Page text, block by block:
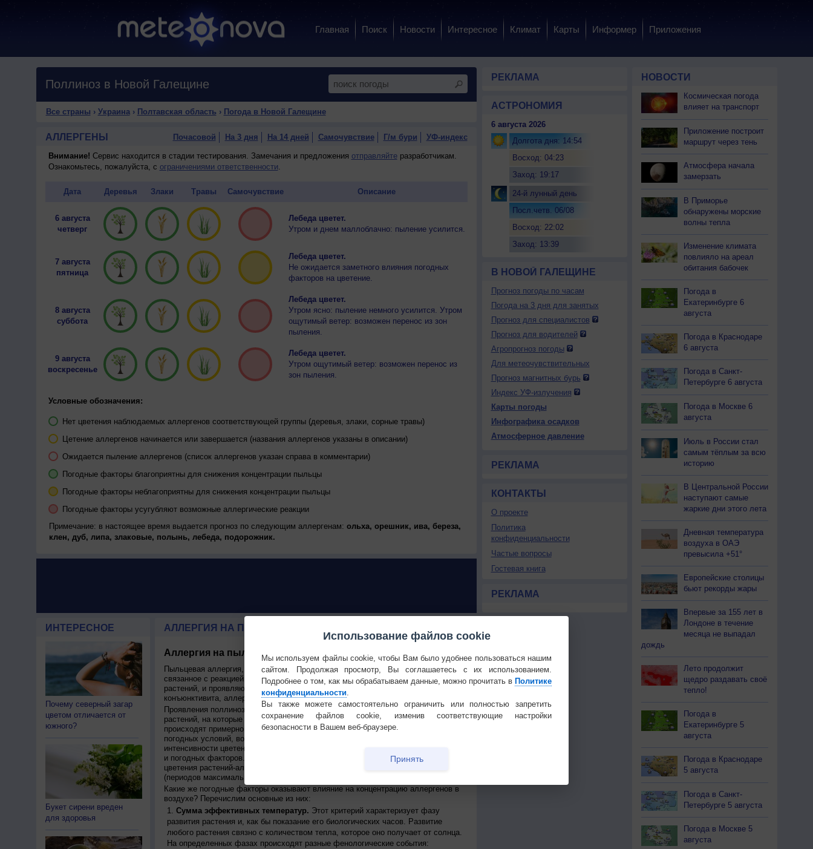
Главная Поиск Новости Интересное Климат Карты Информер Приложения
Поллиноз в Новой Галещине
Все страны › Украина› Полтавская область › Погода в Новой Галещине
АЛЛЕРГЕНЫ Почасовой На 3 дня На 14 дней Самочувствие Г/м бури УФ-индекс
Внимание! Сервис находится в стадии тестирования. Замечания и предложения отправляйтеразработчикам.
Ознакомьтесь, пожалуйста, с ограничениями ответственности.
Дата Деревья Злаки Травы Самочувствие Описание
6 августа
четверг
Лебеда цветет.
Утром и днем маллоблачно: пыление усилится.
7 августа
пятница
Лебеда цветет.
Не ожидается заметного влияния погодных
факторов на цветение.
8 августа
суббота
Лебеда цветет.
Утром ясно: пыление немного усилится. Утром
ощутимый ветер: возможен перенос из зон
пыления.
9 августа
воскресенье
Лебеда цветет.
Утром ощутимый ветер: возможен перенос из
зон пыления.
Условные обозначения:
Нет цветения наблюдаемых аллергенов соответствующей группы (деревья, злаки, сорные травы)
Цетение аллергенов начинается или завершается (названия аллергенов указаны в описании)
Ожидается пыление аллергенов (список аллергенов указан справа в комментарии)
Погодные факторы благоприятны для снижения концентрации пыльцы
Погодные факторы неблагоприятны для снижения концентрации пыльцы
Погодные факторы усугубляют возможные аллергические реакции
Примечание: в настоящее время выдается прогноз по следующим аллергенам: ольха, орешник, ива, береза,
клен, дуб, липа, злаковые, полынь, лебеда, подорожник.
ИНТЕРЕСНОЕ
Почему северный загар
цветом отличается от
южного?
Букет сирени вреден
для здоровья
АЛЛЕРГИЯ НА ПЫЛЬЦУ РАСТЕНИЙ в Новой Галещине
Аллергия на пыльцу, поллиноз: возможен ли прогноз?
Пыльцевая аллергия, или поллиноз - широко распространенное заболевание,
связанное с реакцией иммунной системой человека на пыльцу некоторых видов
растений, и проявляющаяся обычно в форме аллергического ринита и
конъюнктивита, аллергического кашля или даже астмы.
Проявления поллиноза строго приурочены к цветению определенного вида
растений, на которые у человека есть аллергическая реакция. Такие обострения
происходят примерно в одно и то же время каждый год, но, из-за влияния
погодных условий, возможно сдвиги сроков начала и конца, а также
интенсивности цветения на сроки от 7 до 14 дней из-за изменения климатических
и погодных факторов. Поэтому для аллергиков очень важна оперативная оценка
цветения растений-аллергенов, а также прогноз интенсивности пыления
(периодов максимального выделения пыльцы).
Какие же погодные факторы оказывают влияние на концентрацию аллергенов в
воздухе? Перечислим основные из них:
Сумма эффективных температур. Этот критерий характеризует фазу
развития растения и, как бы показание его биологических часов. Развитие
любого растения связно с количеством тепла, которое оно получает от солнца.
На определенных фазах происходят разные фенологические события:
РЕКЛАМА
АСТРОНОМИЯ
6 августа 2026
Долгота дня: 14:54
Восход: 04:23
Заход: 19:17
24-й лунный день
Посл.четв. 06/08
Восход: 22:02
Заход: 13:39
В НОВОЙ ГАЛЕЩИНЕ
Прогноз погоды по часам
Погода на 3 дня для занятых
Прогноз для специалистов
Прогноз для водителей
Агропрогноз погоды
Для метеочувствительных
Прогноз магнитных бурь
Индекс УФ-излучения
Карты погоды
Инфографика осадков
Атмосферное давление
РЕКЛАМА
КОНТАКТЫ
О проекте
Политика
конфиденциальности
Частые вопросы
Гостевая книга
РЕКЛАМА
НОВОСТИ
Космическая погода
влияет на транспорт
Приложение построит
маршрут через тень
Атмосфера начала
замерзать
В Приморье
обнаружены морские
волны тепла
Изменение климата
повлияло на ареал
обитания бабочек
Погода в
Екатеринбурге 6
августа
Погода в Краснодаре
6 августа
Погода в Санкт-
Петербурге 6 августа
Погода в Москве 6
августа
Июль в России стал
самым тёплым за всю
историю
В Центральной России
наступают самые
жаркие дни этого лета
Дневная температура
воздуха в ОАЭ
превысила +51°
Европейские столицы
бьют рекорды жары
Впервые за 155 лет в
Лондоне в течение
месяца не выпадал
дождь
Лето продолжит
щедро раздавать своё
тепло!
Погода в
Екатеринбурге 5
августа
Погода в Краснодаре
5 августа
Погода в Санкт-
Петербурге 5 августа
Погода в Москве 5
августа
Использование файлов cookie
Мы используем файлы cookie, чтобы Вам было удобнее пользоваться нашим
сайтом. Продолжая просмотр, Вы соглашаетесь с их использованием.
Подробнее о том, как мы обрабатываем данные, можно прочитать в Политике
конфиденциальности.
Вы также можете самостоятельно ограничить или полностью запретить
сохранение файлов cookie, изменив соответствующие настройки
безопасности в Вашем веб-браузере.
Принять